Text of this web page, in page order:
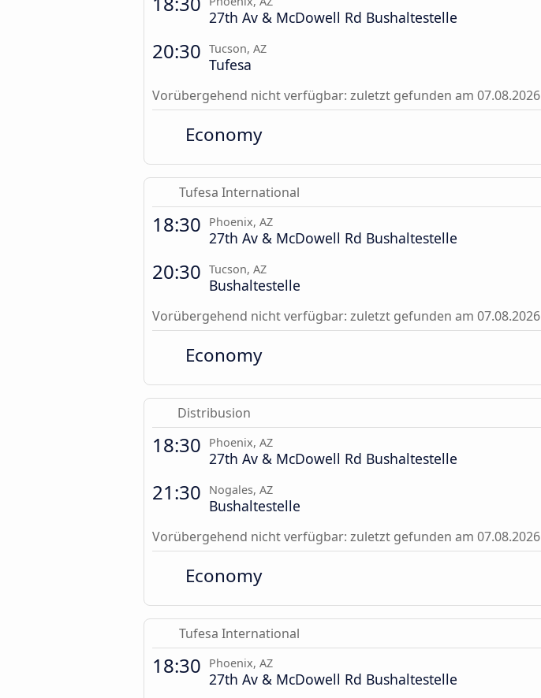
27th Av & McDowell Rd Bushaltestelle
20:30 Tucson, AZ
Tufesa
Vorübergehend nicht verfügbar: zuletzt gefunden am 07.08.2026
Economy
Tufesa International
18:30 Phoenix, AZ
27th Av & McDowell Rd Bushaltestelle
20:30 Tucson, AZ
Bushaltestelle
Vorübergehend nicht verfügbar: zuletzt gefunden am 07.08.2026
Economy
Distribusion
18:30 Phoenix, AZ
27th Av & McDowell Rd Bushaltestelle
21:30 Nogales, AZ
Bushaltestelle
Vorübergehend nicht verfügbar: zuletzt gefunden am 07.08.2026
Economy
Tufesa International
18:30 Phoenix, AZ
27th Av & McDowell Rd Bushaltestelle